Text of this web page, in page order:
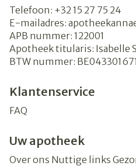
Telefoon: +32 15 27 75 24
E-mailadres:
APB nummer: 122001
Apotheek titularis: Isabelle
BTW nummer:
Klantenservice
FAQ
Uw apotheek
Over ons Nuttige links